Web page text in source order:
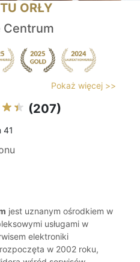
ORŁY
Centrum
Pokaż więcej >>
(207)
41
jest uznanym ośrodkiem w
usługami w
elektroniki
w 2002 roku,